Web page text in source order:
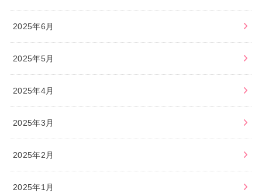
2025年6月
2025年5月
2025年4月
2025年3月
2025年2月
2025年1月